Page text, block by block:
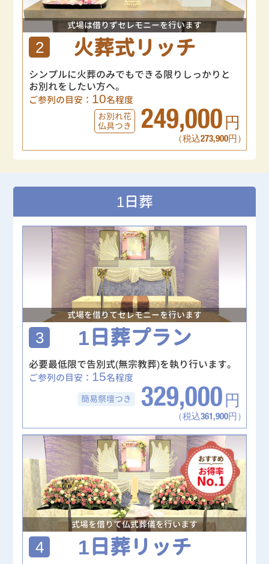
式場は借りずセレモニーを行います
2 火葬式リッチ
シンプルに火葬のみでもできる限りしっかりと
お別れをしたい方へ。
ご参列の目安： 10名程度
お別れ花
仏具つき
249,000 円
（税込273,900円）
1日葬
式場を借りてセレモニーを行います
3 1日葬プラン
必要最低限で告別式(無宗教葬)を執り行います。
ご参列の目安： 15名程度
簡易祭壇つき 329,000 円
（税込361,900円）
式場を借りて仏式葬儀を行います
4 1日葬リッチ